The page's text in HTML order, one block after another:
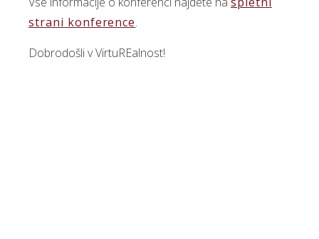
strani konference.
Dobrodošli v VirtuREalnost!